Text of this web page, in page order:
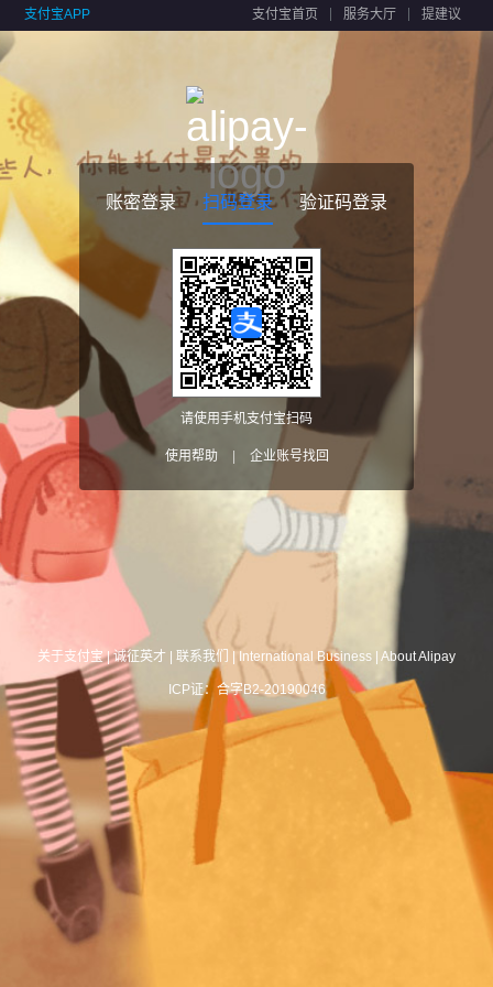
支付宝APP 支付宝首页 服务大厅 提建议
账密登录 扫码登录 验证码登录
请使用手机支付宝扫码
使用帮助 企业账号找回
关于支付宝|诚征英才 联系我们 International Business About Alipay
ICP证：合字B2-20190046